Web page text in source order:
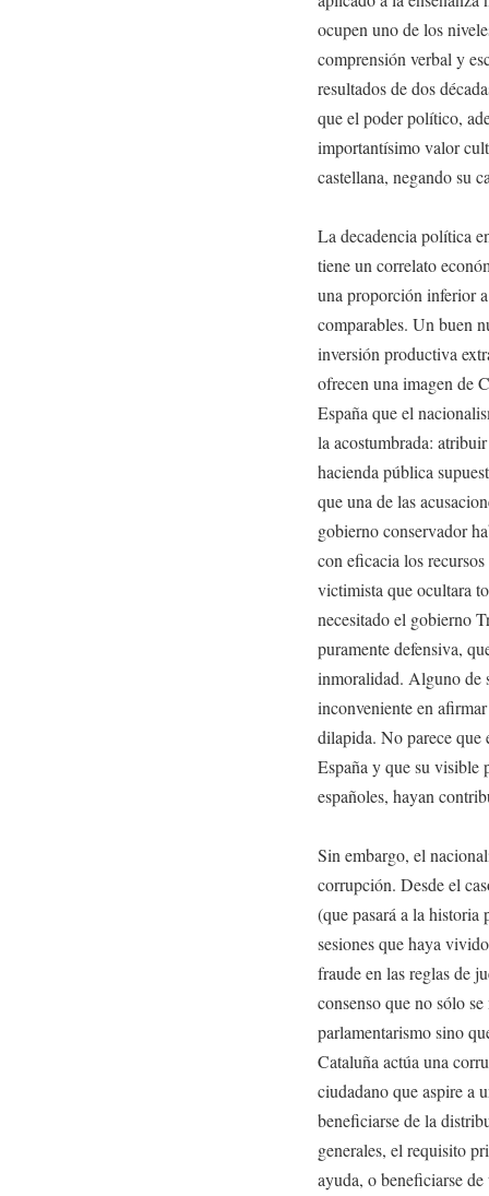
ocupen uno de los
comprensión verbal y
resultados de dos
que el poder político,
importantísimo valor
castellana, negando su
La decadencia política
tiene un correlato
una proporción inferior
comparables. Un buen
inversión productiva
ofrecen una imagen de
España que el
la acostumbrada:
hacienda pública
que una de las
gobierno conservador
con eficacia los
victimista que ocultara
necesitado el gobierno
puramente defensiva,
inmoralidad. Alguno de
inconveniente en
dilapida. No parece que
España y que su visible
españoles, hayan
Sin embargo, el
corrupción. Desde el
(que pasará a la historia
sesiones que haya
fraude en las reglas de
consenso que no sólo
parlamentarismo sino
Cataluña actúa una
ciudadano que aspire a
beneficiarse de la
generales, el requisito
ayuda, o beneficiarse